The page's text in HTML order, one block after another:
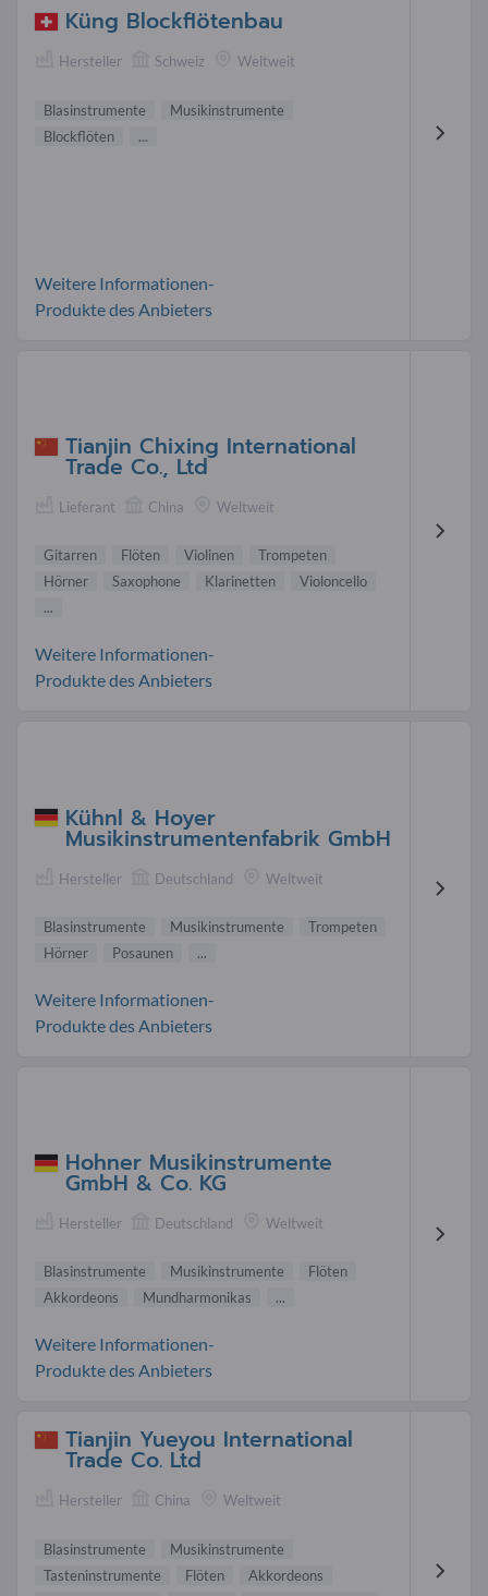
Küng Blockflötenbau
Hersteller Schweiz Weltweit
Blasinstrumente
Musikinstrumente
Blockflöten
...
Weitere Informationen-
Produkte des Anbieters
Tianjin Chixing International
Trade Co., Ltd
Lieferant China Weltweit
Gitarren Flöten Violinen
Trompeten
Hörner
Saxophone Klarinetten
Violoncello
...
Weitere Informationen-
Produkte des Anbieters
Kühnl & Hoyer
Musikinstrumentenfabrik GmbH
Hersteller Deutschland Weltweit
Blasinstrumente Musikinstrumente
Trompeten
Hörner
Posaunen ...
Weitere Informationen-
Produkte des Anbieters
Hohner Musikinstrumente
GmbH & Co. KG
Hersteller Deutschland Weltweit
Blasinstrumente Musikinstrumente
Flöten
Akkordeons
Mundharmonikas ...
Weitere Informationen-
Produkte des Anbieters
Tianjin Yueyou International
Trade Co. Ltd
Hersteller China Weltweit
Blasinstrumente
Musikinstrumente
Tasteninstrumente
Flöten
Akkordeons